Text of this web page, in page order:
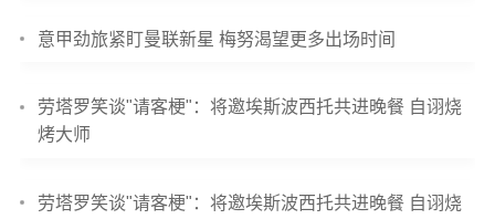
意甲劲旅紧盯曼联新星 梅努渴望更多出场时间
劳塔罗笑谈"请客梗"：将邀埃斯波西托共进晚餐 自诩烧
烤大师
劳塔罗笑谈"请客梗"：将邀埃斯波西托共进晚餐 自诩烧